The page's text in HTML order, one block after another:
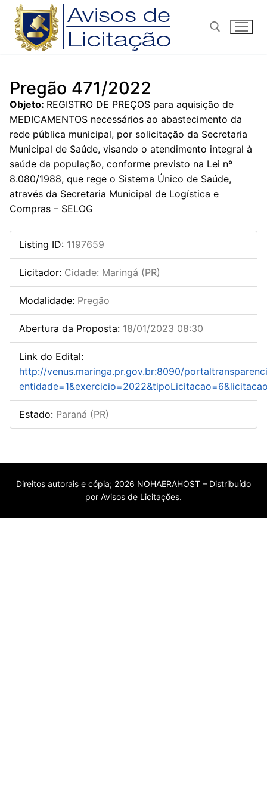
Pular
para
conteúdo
Pregão 471/2022
Objeto: REGISTRO DE PREÇOS para aquisição de
MEDICAMENTOS necessários ao abastecimento da
rede pública municipal, por solicitação da Secretaria
Municipal de Saúde, visando o atendimento integral à
saúde da população, conforme previsto na Lei nº
8.080/1988, que rege o Sistema Único de Saúde,
através da Secretaria Municipal de Logística e
Compras – SELOG
Listing ID: 1197659
Licitador: Cidade: Maringá (PR)
Modalidade: Pregão
Abertura da Proposta: 18/01/2023 08:30
Link do Edital:
http://venus.maringa.pr.gov.br:8090/
Estado: Paraná (PR)
Direitos autorais e cópia; 2026 NOHAERAHOST – Distribuído
por Avisos de Licitações.